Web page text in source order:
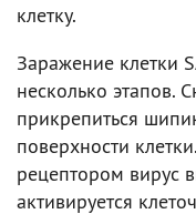
клетку.
Заражение клетки
несколько этапов.
прикрепиться
поверхности
рецептором вирус
активируется